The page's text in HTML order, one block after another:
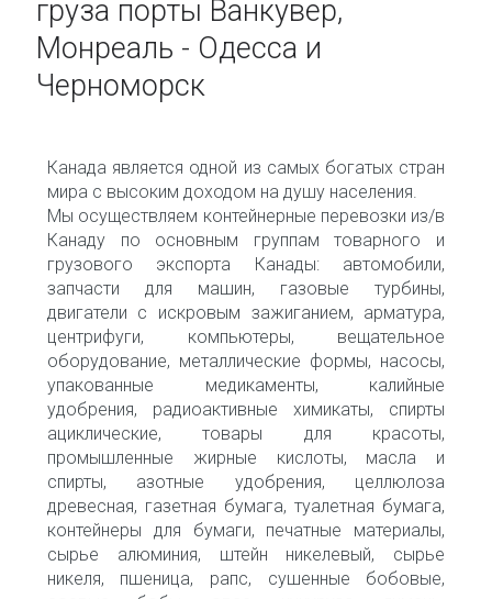
груза порты Ванкувер,
Монреаль - Одесса и
Черноморск
Канада является одной из самых богатых стран
мира с высоким доходом на душу населения.
Мы осуществляем контейнерные перевозки из/в
Канаду по основным группам товарного и
грузового экспорта Канады: автомобили,
запчасти для машин, газовые турбины,
двигатели с искровым зажиганием, арматура,
центрифуги, компьютеры, вещательное
оборудование, металлические формы, насосы,
упакованные медикаменты, калийные
удобрения, радиоактивные химикаты, спирты
ациклические, товары для красоты,
промышленные жирные кислоты, масла и
спирты, азотные удобрения, целлюлоза
древесная, газетная бумага, туалетная бумага,
контейнеры для бумаги, печатные материалы,
сырье алюминия, штейн никелевый, сырье
никеля, пшеница, рапс, сушенные бобовые,